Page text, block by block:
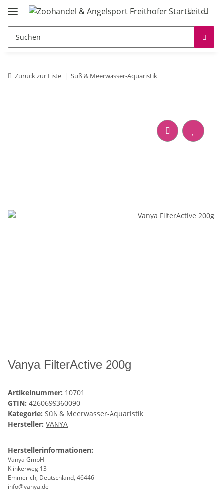
Zurück zur Liste Süß & Meerwasser-Aquaristik
Vanya FilterActive 200g
Artikelnummer: 10701
GTIN: 4260699360090
Kategorie: Süß & Meerwasser-Aquaristik
Hersteller: VANYA
Herstellerinformationen:
Vanya GmbH
Klinkerweg 13
Emmerich, Deutschland, 46446
info@vanya.de